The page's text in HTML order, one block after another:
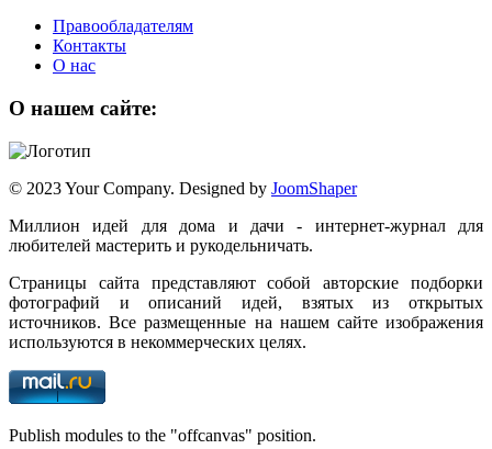
Правообладателям
Контакты
О нас
О нашем сайте:
© 2023 Your Company. Designed by JoomShaper
Миллион идей для дома и дачи - интернет-журнал для
любителей мастерить и рукодельничать.
Страницы сайта представляют собой авторские подборки
фотографий и описаний идей, взятых из открытых
источников. Все размещенные на нашем сайте изображения
используются в некоммерческих целях.
Publish modules to the "offcanvas" position.